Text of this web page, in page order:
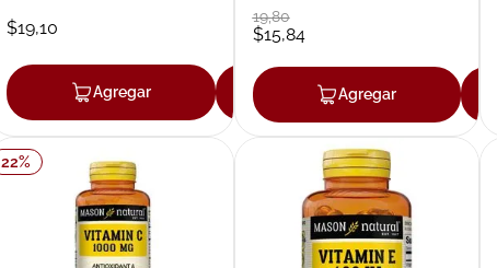
Agregar
x 10 mg tableta
efervescente x 30
$19,10
Agregar Agregar
19,80
$15,84
Agregar
22%